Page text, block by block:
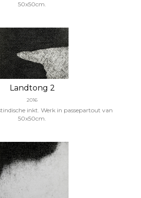
50x50cm.
Landtong 2
2016
inkt. Werk in passepartout van
50x50cm.